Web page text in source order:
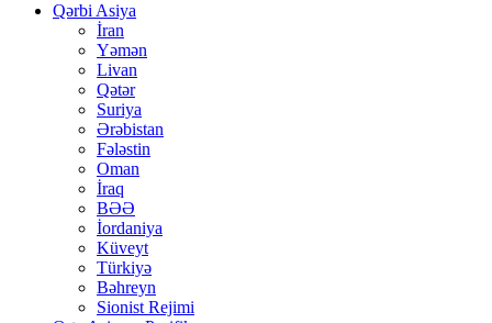
Qərbi Asiya
İran
Yəmən
Livan
Qətər
Suriya
Ərəbistan
Fələstin
Oman
İraq
BƏƏ
İordaniya
Küveyt
Türkiyə
Bəhreyn
Sionist Rejimi